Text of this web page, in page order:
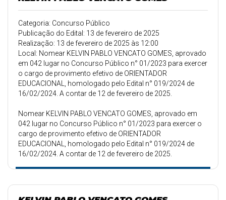
Categoria: Concurso Público
Publicação do Edital: 13 de fevereiro de 2025
Realização: 13 de fevereiro de 2025 às 12:00
Local: Nomear KELVIN PABLO VENCATO GOMES, aprovado
em 042 lugar no Concurso Público n° 01/2023 para exercer
o cargo de provimento efetivo de ORIENTADOR
EDUCACIONAL, homologado pelo Edital n° 019/2024 de
16/02/2024. A contar de 12 de fevereiro de 2025.
Nomear KELVIN PABLO VENCATO GOMES, aprovado em
042 lugar no Concurso Público n° 01/2023 para exercer o
cargo de provimento efetivo de ORIENTADOR
EDUCACIONAL, homologado pelo Edital n° 019/2024 de
16/02/2024. A contar de 12 de fevereiro de 2025.